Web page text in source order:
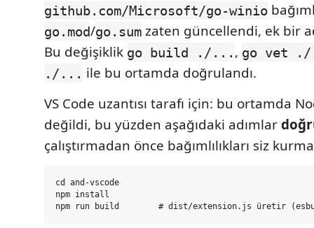
github.com/Microsoft/go-winio
go.mod/go.sum zaten güncellendi, ek bir
Bu değişiklik go build ./... , go vet
./... ile bu ortamda doğrulandı.
VS Code uzantısı tarafı için: bu ortamda
değildi, bu yüzden aşağıdaki adımlar
çalıştırmadan önce bağımlılıkları siz
cd and-vscode
npm install